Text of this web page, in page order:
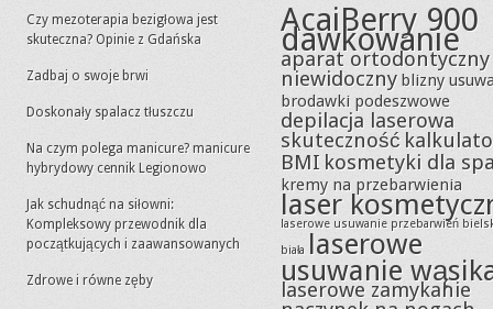
Czy mezoterapia bezigłowa jest
skuteczna? Opinie z Gdańska
Zadbaj o swoje brwi
Doskonały spalacz tłuszczu
Na czym polega manicure? manicure
hybrydowy cennik Legionowo
Jak schudnąć na siłowni:
Kompleksowy przewodnik dla
początkujących i zaawansowanych
Zdrowe i równe zęby
AcaiBerry 900
dawkowanie
aparat ortodontyczny
niewidoczny blizny
brodawki podeszwowe
depilacja laserowa
skuteczność
BMI kosmetyki dla
kremy na przebarwienia
laser
laserowe usuwanie przebarwień
biała laserowe
usuwanie
laserowe zamykanie